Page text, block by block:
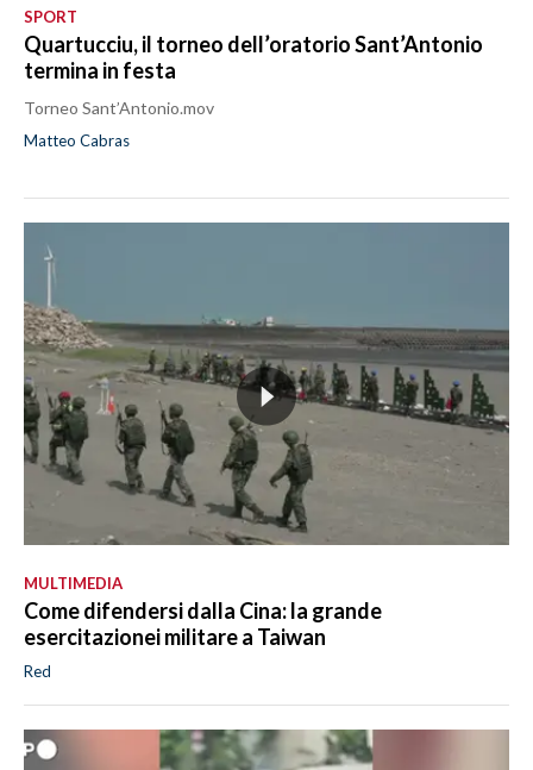
SPORT
Quartucciu, il torneo dell’oratorio Sant’Antonio
termina in festa
Torneo Sant’Antonio.mov
Matteo Cabras
MULTIMEDIA
Come difendersi dalla Cina: la grande
esercitazionei militare a Taiwan
Red